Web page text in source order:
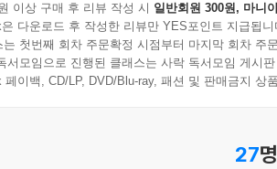
곰 삼 형제와 대화를 한다고 생각하고 문장
어 베어스 초등 필수 영단어》의 공부법을
이상 구매 후 리뷰 작성 시 일반회원 300원, 마니
다운로드 후 작성한 리뷰만 YES포인트 지급됩니
는 첫번째 회차 주문확정 시점부터 마지막 회차 주
서모임으로 진행된 클래스는 사락 독서모임 게시
페이백, CD/LP, DVD/Blu-ray, 패션 및 판매금지 상
27